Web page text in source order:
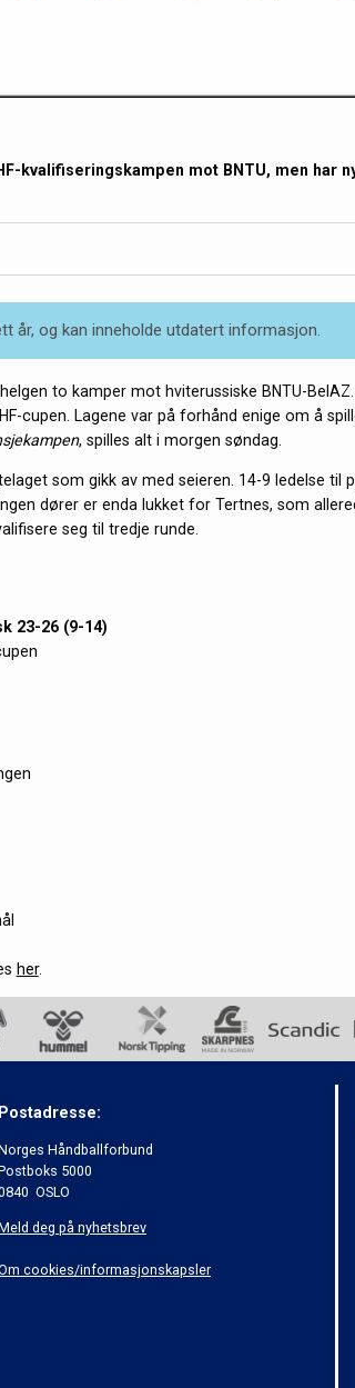
kvalifiseringskampen mot BNTU, men har
år, og kan inneholde utdatert informasjon.
to kamper mot hviterussiske BNTU-
cupen. Lagene var på forhånd enige om å
, spilles alt i morgen søndag.
som gikk av med seieren. 14-9 ledelse til
dører er enda lukket for Tertnes, som
seg til tredje runde.
23-26 (9-14)
her.
Postadresse:
Håndballforbund
5000
OSLO
deg på nyhetsbrev
cookies/informasjonskapsler